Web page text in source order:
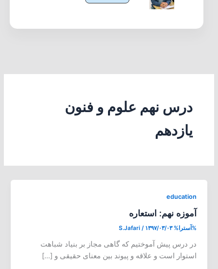
درس نهم علوم و فنون
یازدهم
education
آموزه نهم: استعاره
%آسترا% S.Jafari / ۱۳۹۷/۰۳/۰۳
در درس پیش آموختیم که گاهی مجاز بر بنیاد شباهت
استوار است و علاقه و پیوند بین معنای حقیقی و […]